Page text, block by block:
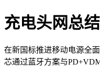
充电头网总结
在新国标推进移动电源全
芯通过蓝牙方案与